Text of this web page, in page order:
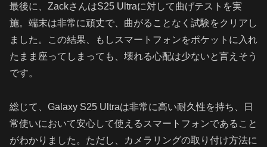
最後に、ZackさんはS25 Ultraに対して曲げテストを実
施。端末は非常に頑丈で、曲がることなく試験をクリアし
ました。この結果、もしスマートフォンをポケットに入れ
たまま座ってしまっても、壊れる心配は少ないと言えそう
です。
総じて、Galaxy S25 Ultraは非常に高い耐久性を持ち、日
常使いにおいて安心して使えるスマートフォンであること
がわかりました。ただし、カメラリングの取り付け方法に